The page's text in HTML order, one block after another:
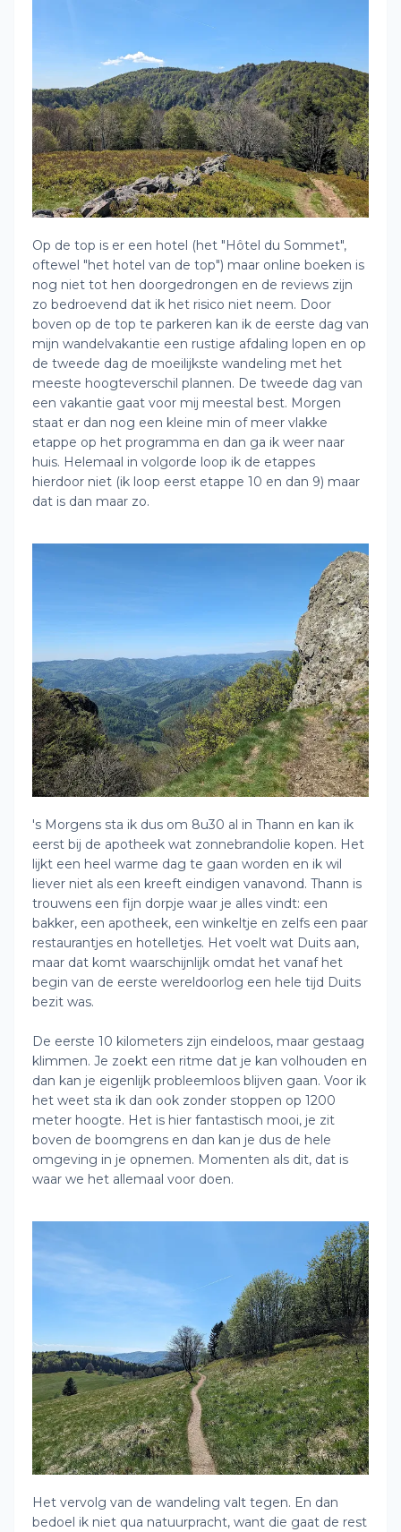
Op de top is er een hotel (het "Hôtel du Sommet",
oftewel "het hotel van de top") maar online boeken is
nog niet tot hen doorgedrongen en de reviews zijn
zo bedroevend dat ik het risico niet neem. Door
boven op de top te parkeren kan ik de eerste dag van
mijn wandelvakantie een rustige afdaling lopen en op
de tweede dag de moeilijkste wandeling met het
meeste hoogteverschil plannen. De tweede dag van
een vakantie gaat voor mij meestal best. Morgen
staat er dan nog een kleine min of meer vlakke
etappe op het programma en dan ga ik weer naar
huis. Helemaal in volgorde loop ik de etappes
hierdoor niet (ik loop eerst etappe 10 en dan 9) maar
dat is dan maar zo.
's Morgens sta ik dus om 8u30 al in Thann en kan ik
eerst bij de apotheek wat zonnebrandolie kopen. Het
lijkt een heel warme dag te gaan worden en ik wil
liever niet als een kreeft eindigen vanavond. Thann is
trouwens een fijn dorpje waar je alles vindt: een
bakker, een apotheek, een winkeltje en zelfs een paar
restaurantjes en hotelletjes. Het voelt wat Duits aan,
maar dat komt waarschijnlijk omdat het vanaf het
begin van de eerste wereldoorlog een hele tijd Duits
bezit was.
De eerste 10 kilometers zijn eindeloos, maar gestaag
klimmen. Je zoekt een ritme dat je kan volhouden en
dan kan je eigenlijk probleemloos blijven gaan. Voor ik
het weet sta ik dan ook zonder stoppen op 1200
meter hoogte. Het is hier fantastisch mooi, je zit
boven de boomgrens en dan kan je dus de hele
omgeving in je opnemen. Momenten als dit, dat is
waar we het allemaal voor doen.
Het vervolg van de wandeling valt tegen. En dan
bedoel ik niet qua natuurpracht, want die gaat de rest